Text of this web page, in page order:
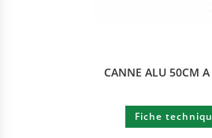
CANNE ALU 50CM A
Fiche